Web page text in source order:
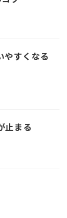
やすくなる
止まる